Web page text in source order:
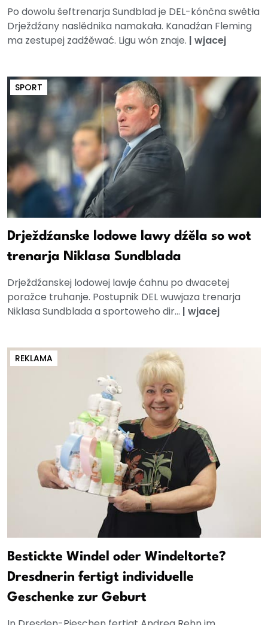
Po dowolu šeftrenarja Sundblad je DEL-kónčna swětła
Drježdźany naslědnika namakała. Kanadźan Fleming
ma zestupej zadźěwać. Ligu wón znaje. | wjacej
SPORT
Drježdźanske lodowe lawy dźěla so wot
trenarja Niklasa Sundblada
Drježdźanskej lodowej lawje ćahnu po dwacetej
poražce truhanje. Postupnik DEL wuwjaza trenarja
Niklasa Sundblada a sportoweho dir... | wjacej
REKLAMA
Bestickte Windel oder Windeltorte?
Dresdnerin fertigt individuelle
Geschenke zur Geburt